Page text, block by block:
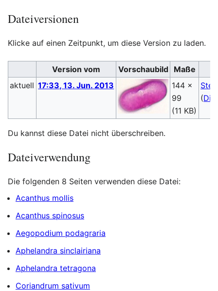
Dateiversionen
Klicke auf einen Zeitpunkt, um diese Version zu laden.
Version vom Vorschaubild
Maße
aktuell 17:33, 13. Jun. 2013
144 ×
99
(11 KB)
(
Du kannst diese Datei nicht überschreiben.
Dateiverwendung
Die folgenden 8 Seiten verwenden diese Datei:
Acanthus mollis
Acanthus spinosus
Aegopodium podagraria
Aphelandra sinclairiana
Aphelandra tetragona
Coriandrum sativum